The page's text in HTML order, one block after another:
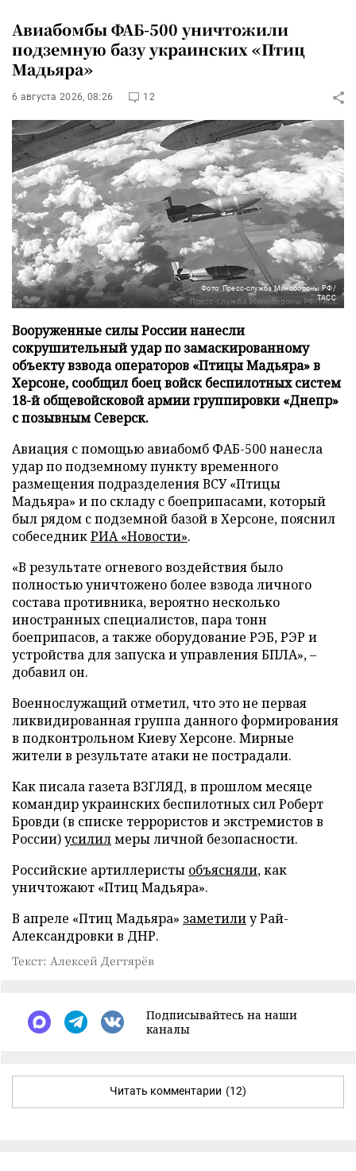
Авиабомбы ФАБ-500 уничтожили
подземную базу украинских «Птиц
Мадьяра»
6 августа 2026, 08:26 12
Фото: Пресс-служба Минобороны РФ/
ТАСС
Вооруженные силы России нанесли
сокрушительный удар по замаскированному
объекту взвода операторов «Птицы Мадьяра» в
Херсоне, сообщил боец войск беспилотных систем
18-й общевойсковой армии группировки «Днепр»
с позывным Северск.
Авиация с помощью авиабомб ФАБ-500 нанесла
удар по подземному пункту временного
размещения подразделения ВСУ «Птицы
Мадьяра» и по складу с боеприпасами, который
был рядом с подземной базой в Херсоне, пояснил
собеседникРИА «Новости».
«В результате огневого воздействия было
полностью уничтожено более взвода личного
состава противника, вероятно несколько
иностранных специалистов, пара тонн
боеприпасов, а также оборудование РЭБ, РЭР и
устройства для запуска и управления БПЛА», –
добавил он.
Военнослужащий отметил, что это не первая
ликвидированная группа данного формирования
в подконтрольном Киеву Херсоне. Мирные
жители в результате атаки не пострадали.
Как писала газета ВЗГЛЯД, в прошлом месяце
командир украинских беспилотных сил Роберт
Бровди (в списке террористов и экстремистов в
России)усилилмеры личной безопасности.
Российские артиллеристы объясняли, как
уничтожают «Птиц Мадьяра».
В апреле «Птиц Мадьяра» заметилиу Рай-
Александровки в ДНР.
Текст: Алексей Дегтярёв
Подписывайтесь на наши
каналы
Читать комментарии (12)